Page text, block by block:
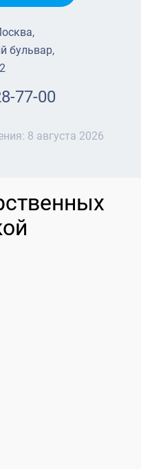
бульвар,
77-00
8 августа 2026